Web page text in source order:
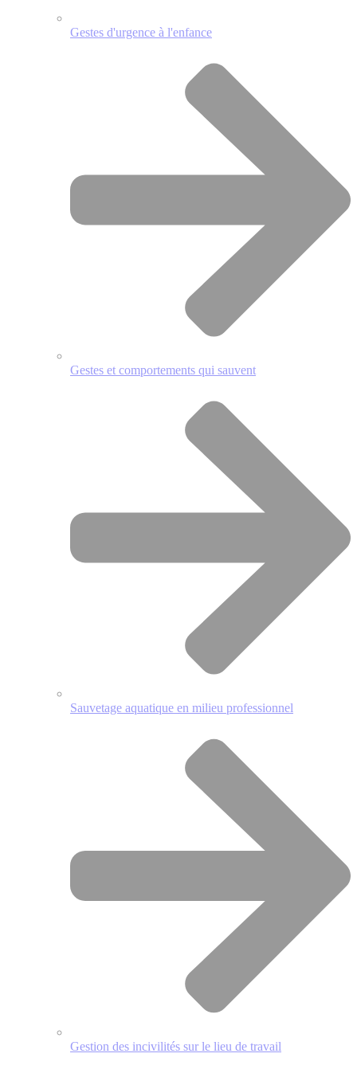
Gestes d'urgence à l'enfance
Gestes et comportements qui sauvent
Sauvetage aquatique en milieu professionnel
Gestion des incivilités sur le lieu de travail